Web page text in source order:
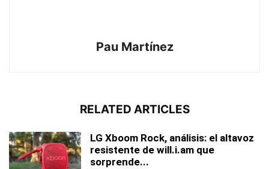
Pau Martínez
RELATED ARTICLES
LG Xboom Rock, análisis: el altavoz
resistente de will.i.am que
sorprende...